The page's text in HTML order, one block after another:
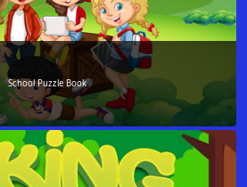
School Puzzle Book